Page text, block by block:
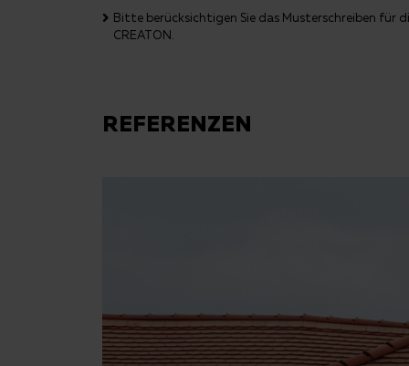
Bitte berücksichtigen Sie das Musterschreiben für
CREATON.
REFERENZEN